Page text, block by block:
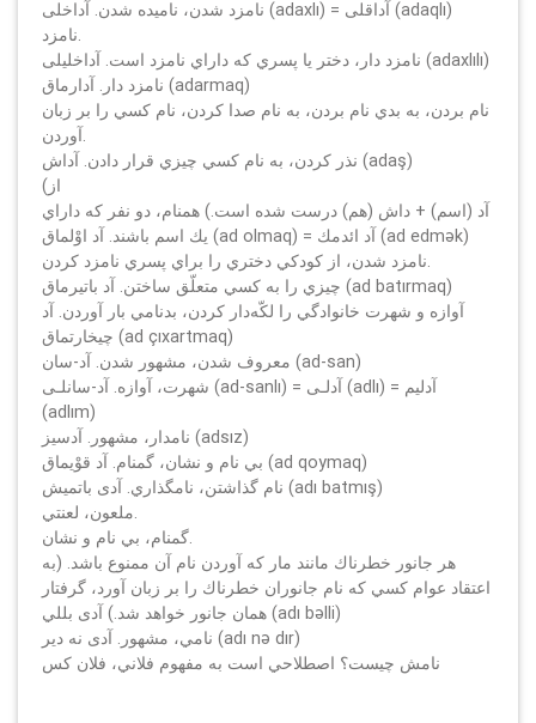
نامزد شدن، ناميده شدن. آداخلى (adaxlı) = آداقلى (adaqlı)
نامزد دار، دختر يا پسري كه داراي نامزد است. آداخليلى (adaxlılı)
نامزد دار. آدارماق (adarmaq)
نام بردن، به بدي نام بردن، به نام صدا كردن، نام كسي را بر زبان
نذر كردن، به نام كسي چيزي قرار دادن. آداش (adaş)
(از
آد (اسم) + داش (هم) درست شده است.) همنام، دو نفر كه داراي
يك اسم باشند. آد اوْلماق (ad olmaq) = آد ائدمك (ad edmәk)
چيزي را به كسي متعلّق ساختن. آد باتيرماق (ad batırmaq)
آوازه و شهرت خانوادگي را لكّه‌دار كردن، بدنامي بار آوردن. آد
چيخارتماق (ad çıxartmaq)
معروف شدن، مشهور شدن. آد-سان (ad-san)
شهرت، آوازه. آد-سانلـی (ad-sanlı) = آدلـی (adlı) = آدليم
(adlım)
نامدار، مشهور. آدسيز (adsız)
بي نام و نشان، گمنام. آد قوْيماق (ad qoymaq)
نام گذاشتن، نامگذاري. آدی باتميش (adı batmış)
هر جانور خطرناك مانند مار كه آوردن نام آن ممنوع باشد. (به
اعتقاد عوام كسي كه نام جانوران خطرناك را بر زبان آورد، گرفتار
همان جانور خواهد شد.) آدی بللي (adı bәlli)
نامي، مشهور. آدی نه دير (adı nә dır)
نامش چيست؟ اصطلاحي است به مفهوم فلاني، فلان كس